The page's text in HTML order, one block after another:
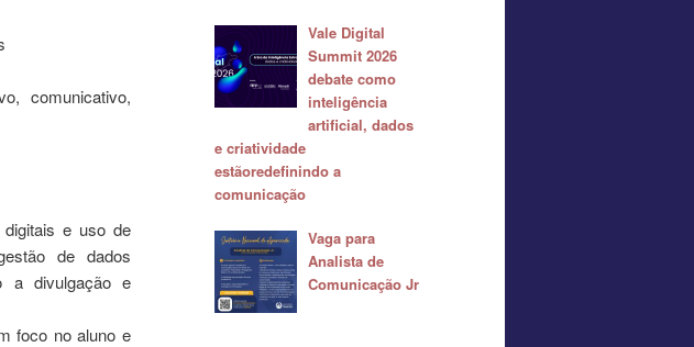
comunicativo,
e uso de
de dados
a divulgação e
foco no aluno e
Vale Digital
Summit 2026
debate como
inteligência
artificial, dados
e criatividade
estãoredefinindo a
comunicação
Vaga para
Analista de
Comunicação Jr